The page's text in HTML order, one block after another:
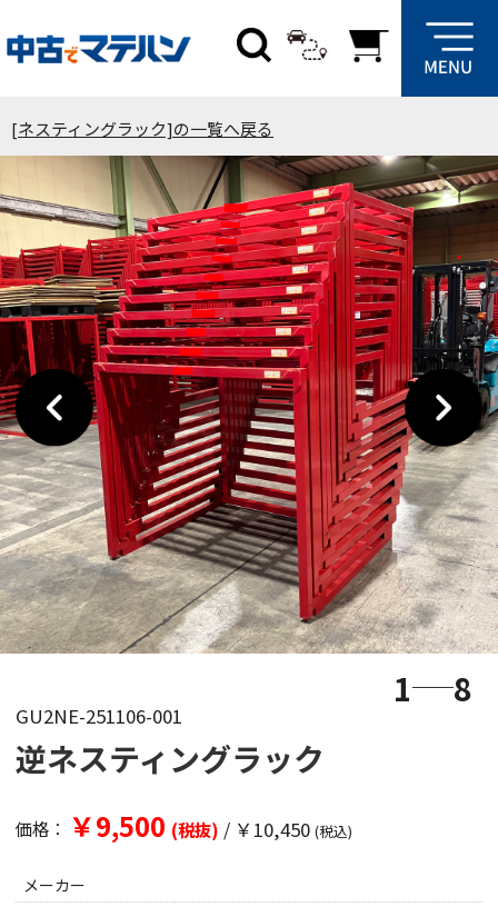
[ネスティングラック]の一覧へ戻る
1 8
GU2NE-251106-001
逆ネスティングラック
価格： ￥9,500 (税抜) / ￥10,450 (税込)
メーカー